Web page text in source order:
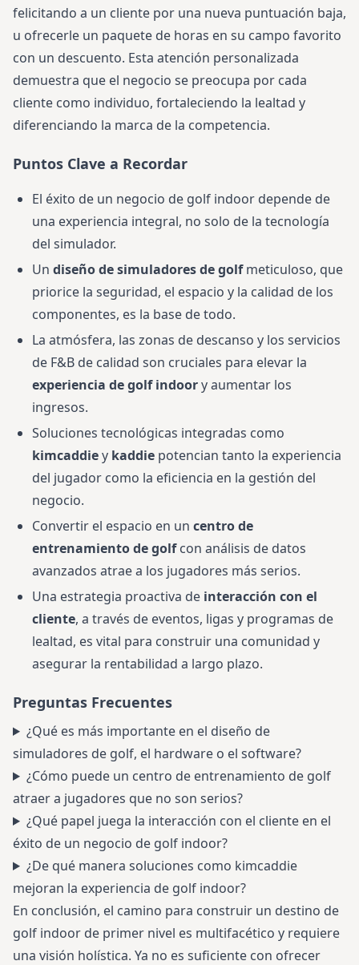
felicitando a un cliente por una nueva puntuación baja,
u ofrecerle un paquete de horas en su campo favorito
con un descuento. Esta atención personalizada
demuestra que el negocio se preocupa por cada
cliente como individuo, fortaleciendo la lealtad y
diferenciando la marca de la competencia.
Puntos Clave a Recordar
El éxito de un negocio de golf indoor depende de
una experiencia integral, no solo de la tecnología
del simulador.
Un diseño de simuladores de golfmeticuloso, que
priorice la seguridad, el espacio y la calidad de los
componentes, es la base de todo.
La atmósfera, las zonas de descanso y los servicios
de F&B de calidad son cruciales para elevar la
experiencia de golf indoory aumentar los
ingresos.
Soluciones tecnológicas integradas como
kimcaddiey kaddie potencian tanto la experiencia
del jugador como la eficiencia en la gestión del
negocio.
Convertir el espacio en un centro de
entrenamiento de golfcon análisis de datos
avanzados atrae a los jugadores más serios.
Una estrategia proactiva de interacción con el
cliente, a través de eventos, ligas y programas de
lealtad, es vital para construir una comunidad y
asegurar la rentabilidad a largo plazo.
Preguntas Frecuentes
¿Qué es más importante en el diseño de
simuladores de golf, el hardware o el software?
¿Cómo puede un centro de entrenamiento de golf
atraer a jugadores que no son serios?
¿Qué papel juega la interacción con el cliente en el
éxito de un negocio de golf indoor?
¿De qué manera soluciones como kimcaddie
mejoran la experiencia de golf indoor?
En conclusión, el camino para construir un destino de
golf indoor de primer nivel es multifacético y requiere
una visión holística. Ya no es suficiente con ofrecer